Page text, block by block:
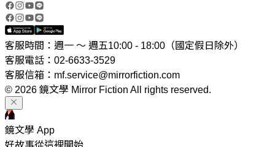
客服時間：週一 ～ 週五10:00 - 18:00（國定假日除外）
客服電話：02-6633-3529
客服信箱：mf.service@mirrorfiction.com
© 2026 鏡文學 Mirror Fiction All rights reserved.
鏡文學 App
好故事從這裡開始